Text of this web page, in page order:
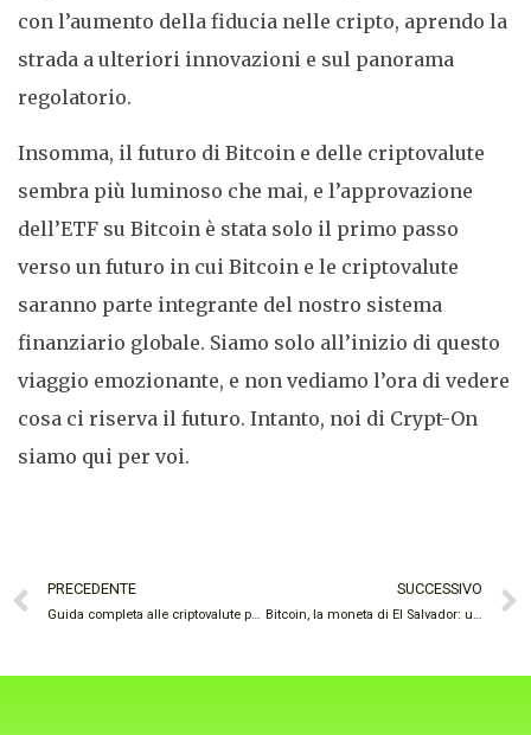
con l’aumento della fiducia nelle cripto, aprendo la
strada a ulteriori innovazioni e sul panorama
regolatorio.
Insomma, il futuro di Bitcoin e delle criptovalute
sembra più luminoso che mai, e l’approvazione
dell’ETF su Bitcoin è stata solo il primo passo
verso un futuro in cui Bitcoin e le criptovalute
saranno parte integrante del nostro sistema
finanziario globale. Siamo solo all’inizio di questo
viaggio emozionante, e non vediamo l’ora di vedere
cosa ci riserva il futuro. Intanto, noi di Crypt-On
siamo qui per voi.
PRECEDENTE
Guida completa alle criptovalute per principianti
SUCCESSIVO
Bitcoin, la moneta di El Salvador: una rivoluzione finanziaria che sta cambiando le regole del gioco